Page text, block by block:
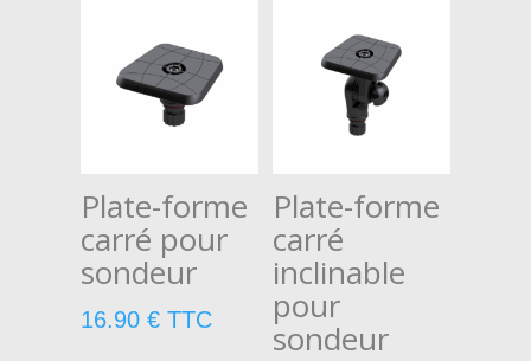
Plate-forme
carré pour
sondeur
16.90 € TTC
Plate-forme
carré
inclinable
pour
sondeur